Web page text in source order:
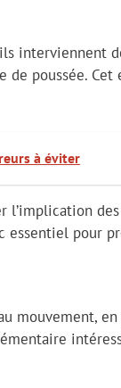
interviennent
poussée.
à éviter
pour
mouvement,